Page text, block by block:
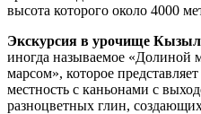
высота которого около 4000
Экскурсия в урочище
иногда называемое «Долиной
марсом», которое
местность с каньонами с
разноцветных глин,